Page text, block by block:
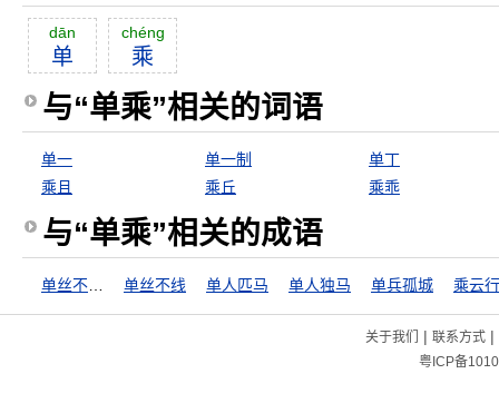
dān
单
chéng
乘
与“单乘”相关的词语
单一 单一制
单丁
乘且
乘丘 乘乖
与“单乘”相关的成语
单丝不线 单人匹马 单人独马 单兵孤城 乘云
关于我们 | 联系方式|
粤ICP备